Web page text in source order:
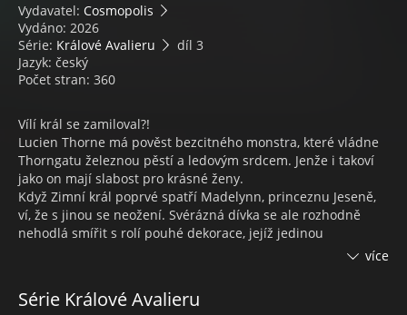
Vydavatel: Cosmopolis
Vydáno: 2026
Série: Králové Avalieru
díl 3
Jazyk: český
Počet stran: 360
Vílí král se zamiloval?!
Lucien Thorne má pověst bezcitného monstra, které vládne
Thorngatu železnou pěstí a ledovým srdcem. Jenže i takoví
jako on mají slabost pro krásné ženy.
Když Zimní král poprvé spatří Madelynn, princeznu Jeseně,
ví, že s jinou se neožení. Svérázná dívka se ale rozhodně
nehodlá smířit s rolí pouhé dekorace, jejíž jedinou
povinností je vypadat hezky na trůnu a rodit děti králi s
jak se o něm říká? Co když si sám prožil víc než kdokoli z jeho
více
Série Králové Avalieru